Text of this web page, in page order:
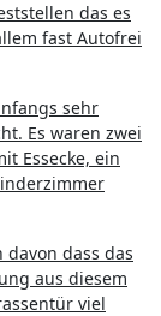
das es
fast Autofrei
sehr
Es waren zwei
Essecke, ein
dass das
aus diesem
viel